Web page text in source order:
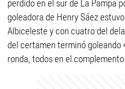
perdido en el sur de La Pampa
goleadora de Henry Sáez
Albiceleste y con cuatro del
del certamen terminó goleando
ronda, todos en el complemento.